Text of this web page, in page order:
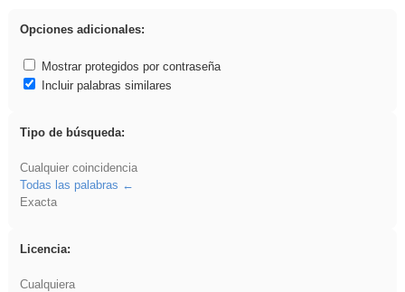
Opciones adicionales:
Mostrar protegidos por contraseña
Incluir palabras similares
Tipo de búsqueda:
Cualquier coincidencia
Todas las palabras
Exacta
Licencia:
Cualquiera